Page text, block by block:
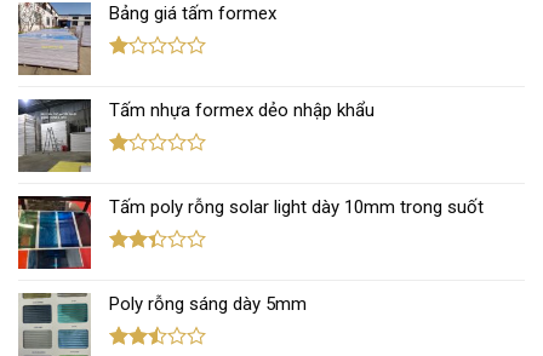
hạng
2.67
5 sao
Bảng giá tấm formex
hạng
1.12
5
Tấm nhựa formex dẻo nhập khẩu
hạng
1.11
5
Tấm poly rỗng solar light dày 10mm trong suốt
hạng
2.35
5 sao
Poly rỗng sáng dày 5mm